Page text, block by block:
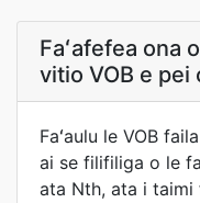
Faʻafefea ona
vitio VOB e pei
Faʻaulu le VOB
ai se filifiliga o le
ata Nth, ata i taimi